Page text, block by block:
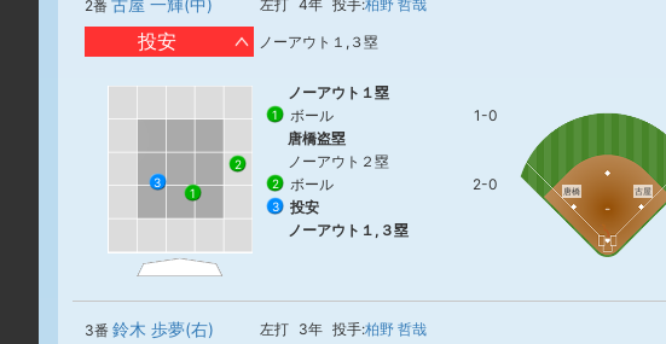
2番 古屋 一輝(中) 左打 4年 投手:柏野 哲哉
投安 ノーアウト１,３塁
1
2
3
ノーアウト１塁
1 ボール
1-0
唐橋盗塁
ノーアウト２塁
2 ボール 2-0
3
投安
ノーアウト１,３塁
唐橋 古屋
3番 鈴木 歩夢(右) 左打 3年 投手:柏野 哲哉